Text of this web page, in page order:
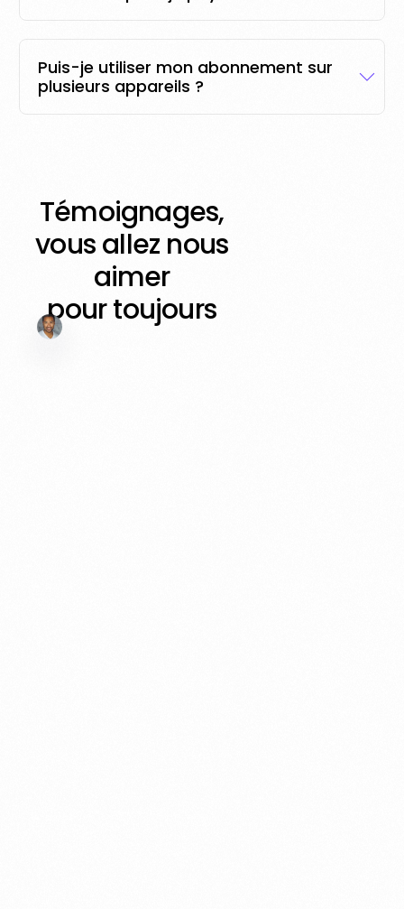
Puis-je utiliser mon abonnement sur
plusieurs appareils ?
Témoignages,
vous allez nous
aimer
pour toujours